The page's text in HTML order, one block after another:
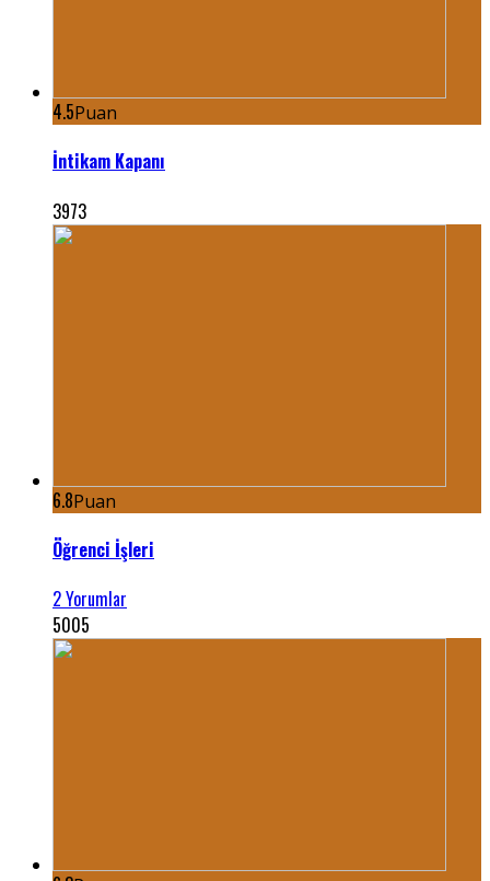
4.5Puan
İntikam Kapanı
3973
6.8Puan
Öğrenci İşleri
2 Yorumlar
5005